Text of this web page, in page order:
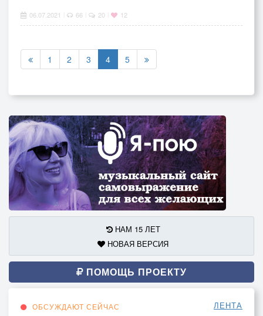
06.07.2021 66 20 12
1 2 3 4 5
НАМ 15 ЛЕТ
НОВАЯ ВЕРСИЯ
ПОМОЩЬ ПРОЕКТУ
ОБСУЖДАЮТ СЕЙЧАС ЛЕНТА